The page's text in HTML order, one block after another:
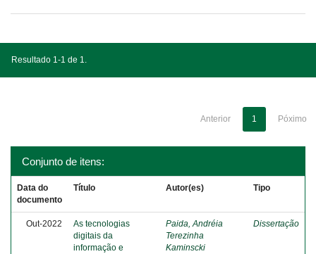
Resultado 1-1 de 1.
Anterior 1 Póximo
Conjunto de itens:
Data do
documento
Título Autor(es) Tipo
Out-2022
As tecnologias
digitais da
informação e
Paida, Andréia
Terezinha
Kaminscki
Dissertação